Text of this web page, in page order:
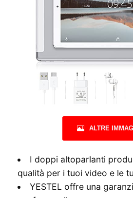
ALTRE
I doppi altoparlanti
qualità per i tuoi video e le
YESTEL offre una